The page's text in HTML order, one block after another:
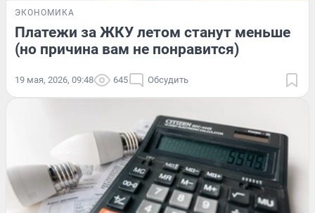
ЭКОНОМИКА
Платежи за ЖКУ летом станут меньше
(но причина вам не понравится)
19 мая, 2026, 09:48 645 Обсудить